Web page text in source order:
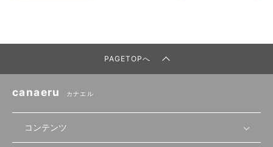
PAGETOPへ
canaeru カナエル
コンテンツ